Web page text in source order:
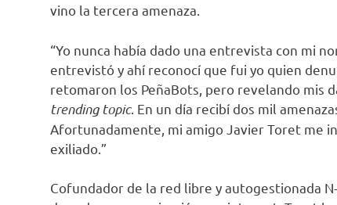
vino la tercera amenaza.
“Yo nunca había dado una entrevista con mi
entrevistó y ahí reconocí que fui yo quien
retomaron los PeñaBots, pero revelando mis
trending topic. En un día recibí dos mil
Afortunadamente, mi amigo Javier Toret me
exiliado.”
Cofundador de la red libre y autogestionada